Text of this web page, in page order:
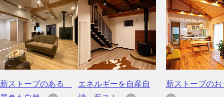
薪ストーブのある
エネルギーを自産自
薪ストーブのお